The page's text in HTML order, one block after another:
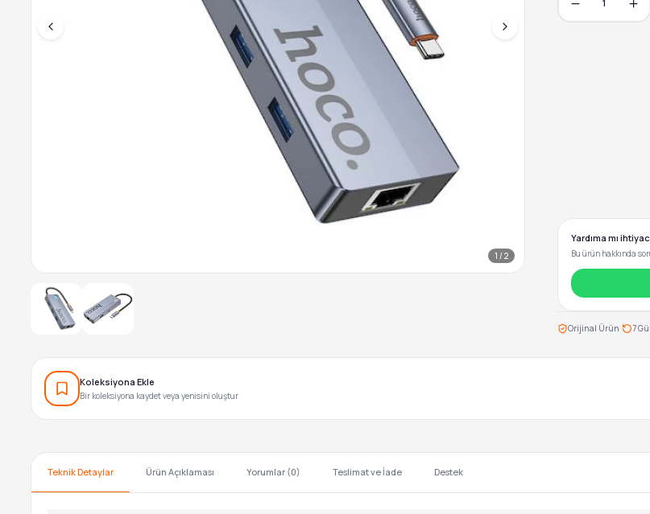
1 /2
1
Yardıma mı
Bu ürün hakkında
Orijinal Ürün 7
Koleksiyona Ekle
Bir koleksiyona kaydet veya yenisini oluştur
Teknik Detaylar Ürün Açıklaması Yorumlar (0) Teslimat ve İade Destek